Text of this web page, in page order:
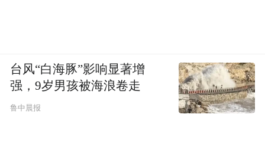
台风“白海豚”影响显著增
强，9岁男孩被海浪卷走
鲁中晨报